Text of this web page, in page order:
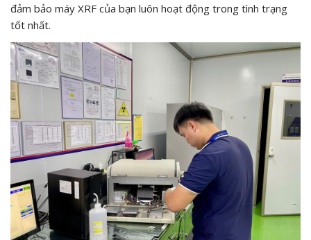
đảm bảo máy XRF của bạn luôn hoạt động trong tình trạng
tốt nhất.